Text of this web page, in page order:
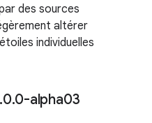
des sources
altérer
individuelles
.0.0-alpha03